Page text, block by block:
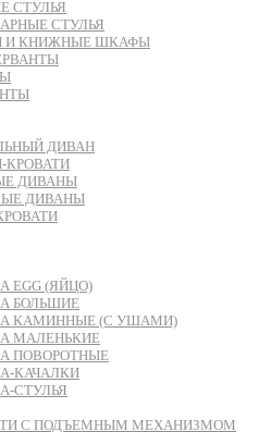
СТУЛЬЯ
СТУЛЬЯ
И КНИЖНЫЕ ШКАФЫ
ДИВАН
КРОВАТИ
ДИВАНЫ
ДИВАНЫ
EGG (ЯЙЦО)
БОЛЬШИЕ
КАМИННЫЕ (С УШАМИ)
МАЛЕНЬКИЕ
ПОВОРОТНЫЕ
КАЧАЛКИ
СТУЛЬЯ
С ПОДЪЕМНЫМ МЕХАНИЗМОМ